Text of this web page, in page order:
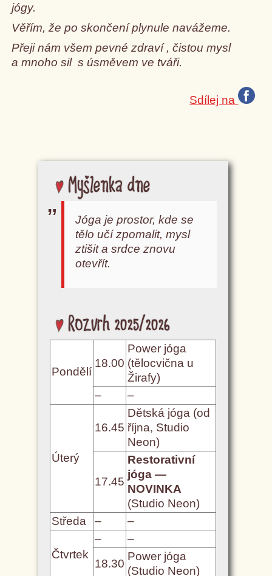
jógy.
Věřím, že po skončení plynule navážeme.
Přeji nám všem pevné zdraví , čistou mysl
a mnoho sil s úsměvem ve tváři.
Sdílej na
Myšlenka dne
Jóga je prostor, kde se
tělo učí zpomalit, mysl
ztišit a srdce znovu
otevřít.
Rozvrh 2025/2026
Pondělí
18.00
Power jóga
(tělocvična u
Žirafy)
–
–
Úterý
16.45
Dětská jóga (od
října, Studio
Neon)
17.45
Restorativní
jóga —
NOVINKA
(Studio Neon)
Středa
– –
Čtvrtek
–
–
18.30
Power jóga
(Studio Neon)